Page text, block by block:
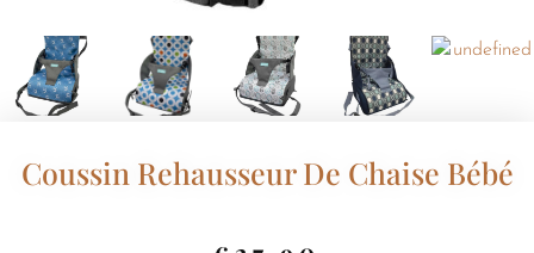
Coussin Rehausseur De Chaise Bébé